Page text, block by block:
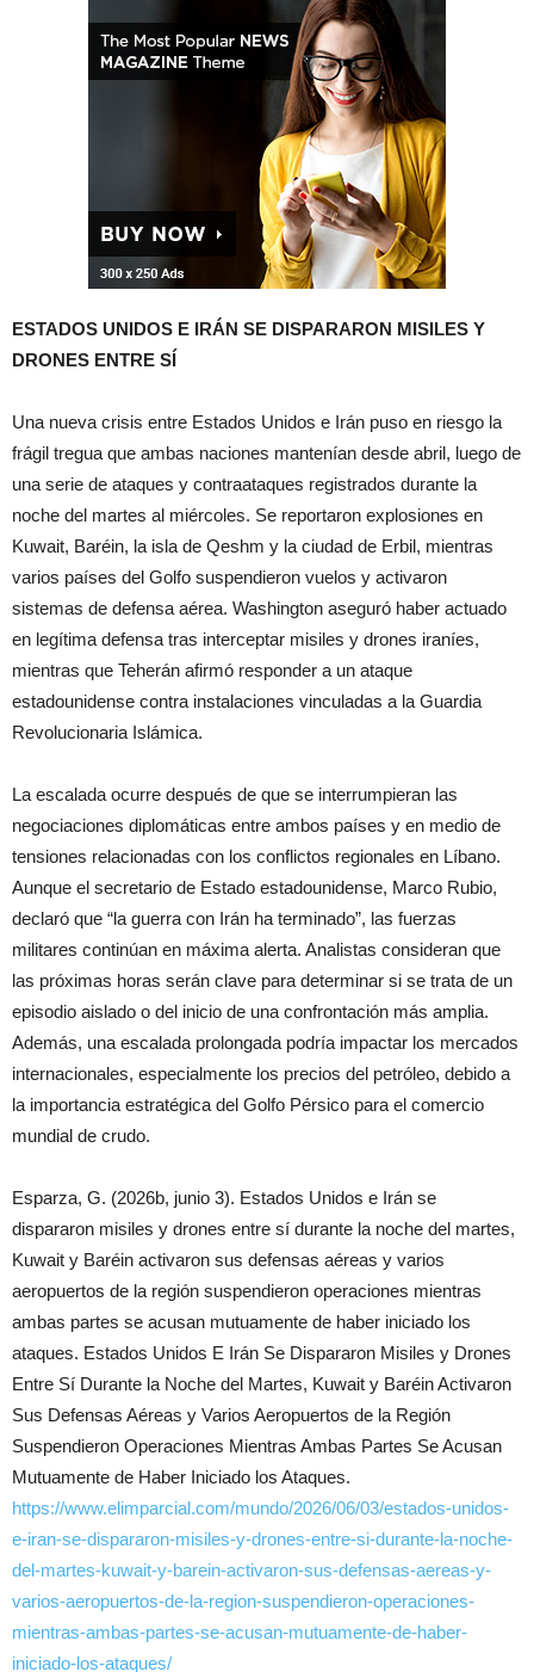
ESTADOS UNIDOS E IRÁN SE DISPARARON MISILES Y
DRONES ENTRE SÍ
Una nueva crisis entre Estados Unidos e Irán puso en riesgo la
frágil tregua que ambas naciones mantenían desde abril, luego de
una serie de ataques y contraataques registrados durante la
noche del martes al miércoles. Se reportaron explosiones en
Kuwait, Baréin, la isla de Qeshm y la ciudad de Erbil, mientras
varios países del Golfo suspendieron vuelos y activaron
sistemas de defensa aérea. Washington aseguró haber actuado
en legítima defensa tras interceptar misiles y drones iraníes,
mientras que Teherán afirmó responder a un ataque
estadounidense contra instalaciones vinculadas a la Guardia
Revolucionaria Islámica.
La escalada ocurre después de que se interrumpieran las
negociaciones diplomáticas entre ambos países y en medio de
tensiones relacionadas con los conflictos regionales en Líbano.
Aunque el secretario de Estado estadounidense, Marco Rubio,
declaró que “la guerra con Irán ha terminado”, las fuerzas
militares continúan en máxima alerta. Analistas consideran que
las próximas horas serán clave para determinar si se trata de un
episodio aislado o del inicio de una confrontación más amplia.
Además, una escalada prolongada podría impactar los mercados
internacionales, especialmente los precios del petróleo, debido a
la importancia estratégica del Golfo Pérsico para el comercio
mundial de crudo.
Esparza, G. (2026b, junio 3). Estados Unidos e Irán se
dispararon misiles y drones entre sí durante la noche del martes,
Kuwait y Baréin activaron sus defensas aéreas y varios
aeropuertos de la región suspendieron operaciones mientras
ambas partes se acusan mutuamente de haber iniciado los
ataques. Estados Unidos E Irán Se Dispararon Misiles y Drones
Entre Sí Durante la Noche del Martes, Kuwait y Baréin Activaron
Sus Defensas Aéreas y Varios Aeropuertos de la Región
Suspendieron Operaciones Mientras Ambas Partes Se Acusan
Mutuamente de Haber Iniciado los Ataques.
https://www.elimparcial.com/mundo/2026/06/03/estados-unidos-
e-iran-se-dispararon-misiles-y-drones-entre-si-durante-la-noche-
del-martes-kuwait-y-barein-activaron-sus-defensas-aereas-y-
varios-aeropuertos-de-la-region-suspendieron-operaciones-
mientras-ambas-partes-se-acusan-mutuamente-de-haber-
iniciado-los-ataques/